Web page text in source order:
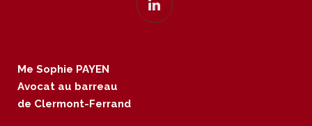
Me Sophie PAYEN
Avocat au barreau
de Clermont-Ferrand